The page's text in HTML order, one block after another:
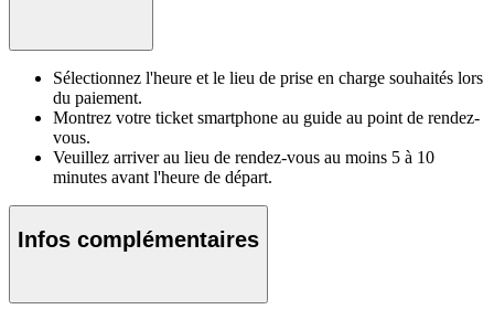
Sélectionnez l'heure et le lieu de prise en charge souhaités lors
du paiement.
Montrez votre ticket smartphone au guide au point de rendez-
vous.
Veuillez arriver au lieu de rendez-vous au moins 5 à 10
minutes avant l'heure de départ.
Infos complémentaires